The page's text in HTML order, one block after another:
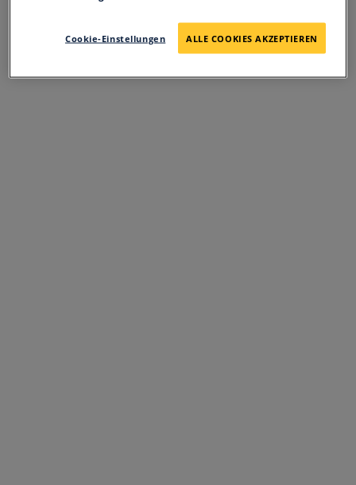
SORRY FOR THE
INCONVENIENCE
Cookie-Einstellungen ALLE COOKIES AKZEPTIEREN